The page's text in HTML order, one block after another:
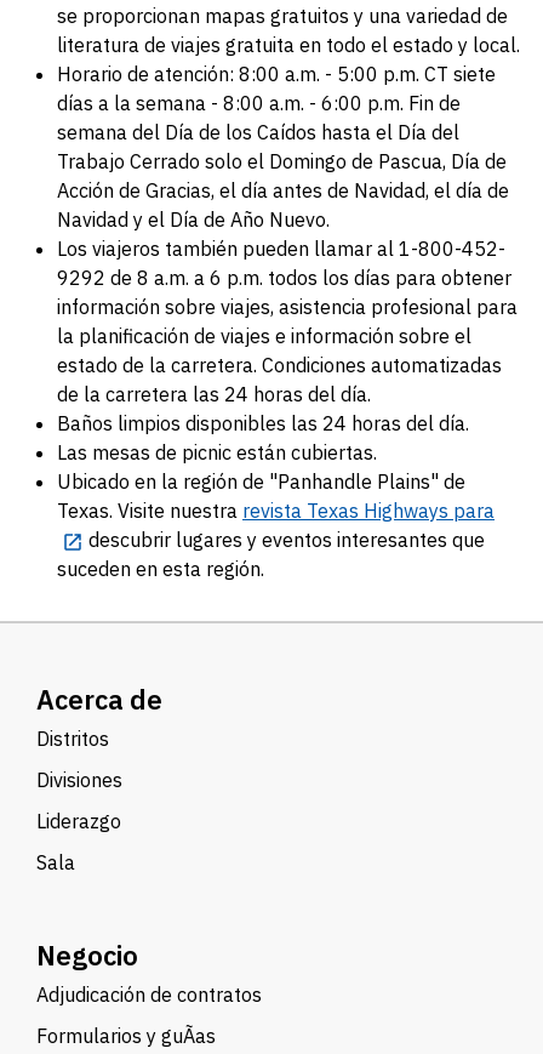
se proporcionan mapas gratuitos y una variedad de
literatura de viajes gratuita en todo el estado y local.
Horario de atención: 8:00 a.m. - 5:00 p.m. CT siete
días a la semana - 8:00 a.m. - 6:00 p.m. Fin de
semana del Día de los Caídos hasta el Día del
Trabajo Cerrado solo el Domingo de Pascua, Día de
Acción de Gracias, el día antes de Navidad, el día de
Navidad y el Día de Año Nuevo.
Los viajeros también pueden llamar al 1-800-452-
9292 de 8 a.m. a 6 p.m. todos los días para obtener
información sobre viajes, asistencia profesional para
la planificación de viajes e información sobre el
estado de la carretera. Condiciones automatizadas
de la carretera las 24 horas del día.
Baños limpios disponibles las 24 horas del día.
Las mesas de picnic están cubiertas.
Ubicado en la región de "Panhandle Plains" de
Texas. Visite nuestra revista Texas Highways para
descubrir lugares y eventos interesantes que
suceden en esta región.
Acerca de
Distritos
Divisiones
Liderazgo
Sala
Negocio
Adjudicación de contratos
Formularios y guÃ­as